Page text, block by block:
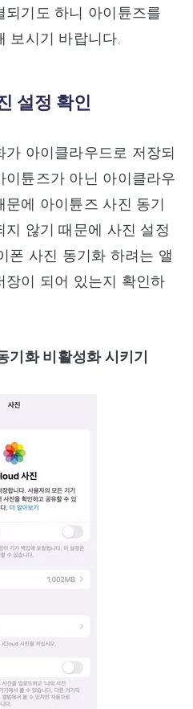
기도 하니 아이튠즈를
보시기 바랍니다.
설정 확인
아이클라우드로 저장되
이튠즈가 아닌 아이클라우
에 아이튠즈 사진 동기
않기 때문에 사진 설정
폰 사진 동기화 하려는 앨
장이 되어 있는지 확인하
기화 비활성화 시키기